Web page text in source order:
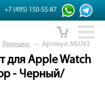
+7 (495) 150-55-87
Ремешки → Артикул: MUJV3
для Apple Watch
- Черный/